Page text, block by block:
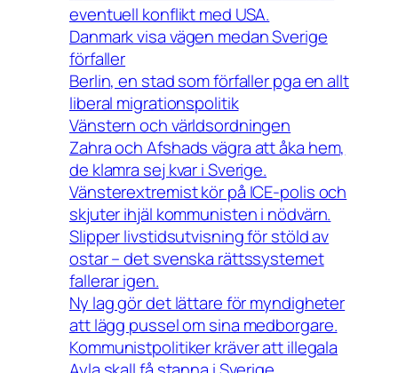
eventuell konflikt med USA.
Danmark visa vägen medan Sverige
förfaller
Berlin, en stad som förfaller pga en allt
liberal migrationspolitik
Vänstern och världsordningen
Zahra och Afshads vägra att åka hem,
de klamra sej kvar i Sverige.
Vänsterextremist kör på ICE-polis och
skjuter ihjäl kommunisten i nödvärn.
Slipper livstidsutvisning för stöld av
ostar – det svenska rättssystemet
fallerar igen.
Ny lag gör det lättare för myndigheter
att lägg pussel om sina medborgare.
Kommunistpolitiker kräver att illegala